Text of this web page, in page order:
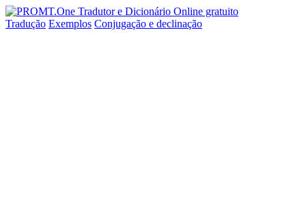
Tradução Exemplos Conjugação e declinação